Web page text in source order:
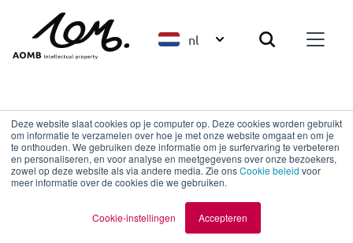
Deze website slaat cookies op je computer op. Deze cookies worden gebruikt
om informatie te verzamelen over hoe je met onze website omgaat en om je
te onthouden. We gebruiken deze informatie om je surfervaring te verbeteren
en personaliseren, en voor analyse en meetgegevens over onze bezoekers,
zowel op deze website als via andere media. Zie onsCookie beleid voor
meer informatie over de cookies die we gebruiken.
Cookie-instellingen Accepteren
nl
Terug naar overzicht
Marijke Van kan
European and Benelux Trademark
Attorney | Partner